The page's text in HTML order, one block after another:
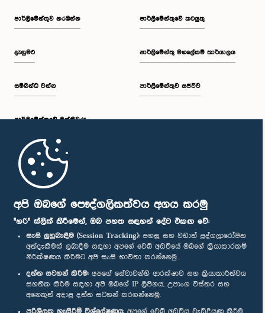
අපි ඔබගේ පෞද්ගලිකත්වය අගය කරමු
"හරි" ක්ලික් කිරීමෙන්, ඔබ පහත සඳහන් දේට එකඟ වේ:
සැසි ලුහුබැඳීම (Session Tracking): පහසු සහ වඩාත් පුද්ගලාරෝපිත
අත්දැකීමක් ලබාදීම සඳහා අපගේ වෙබ් අඩවියේ ඔබගේ ක්‍රියාකාරකම්
නිරීක්ෂණය කිරීමට අපි සැසි භාවිතා කරන්නෙමු.
දත්ත සටහන් කිරීම: අපගේ සේවාවන්හි ආරක්ෂාව සහ ක්‍රියාකාරීත්වය
සහතික කිරීම සඳහා අපි ඔබගේ IP ලිපිනය, උපාංග විස්තර සහ
අනෙකුත් අදාළ දත්ත සටහන් කරගන්නෙමු.
ප.ව. 2:30 - ප.ව. 2:39
ප.ව. 2:39 - ප.ව. 2:48
ප.ව. 2:48 - ප.ව. 2:57
ප.ව. 2:57 - ප.ව. 3:04
ප.ව. 3:04 - ප.ව. 3:14
පාර්ලි‌මේන්තුව නරඹන්න
දැනුමට
සම්බන්ධ වන්න
පාර්ලි‌මේන්තුවේ මන්ත්‍රීවරු
මුල් පිටුව
පාර්ලිමේන්තුවේ කටයුතු
පාර්ලිමේන්තු මහලේකම් කාර්යාලය
පාර්ලිමේන්තුව සජීවීව
පාර්ලිමේන්තු ජංගම යෙදුම
අප හා සම්බන්ධ වී සිටින්න :
සම්මාන